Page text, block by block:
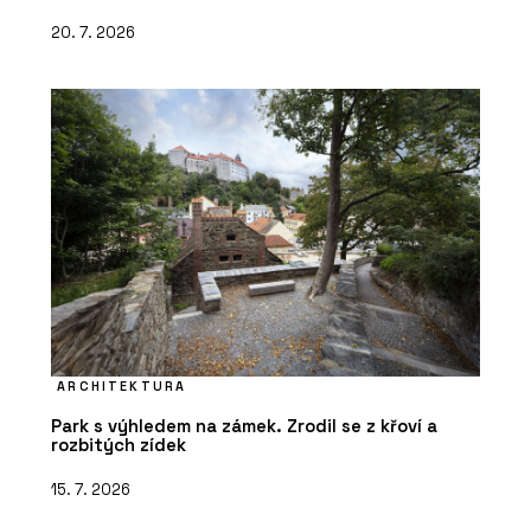
20. 7. 2026
ARCHITEKTURA
Park s výhledem na zámek. Zrodil se z křoví a
rozbitých zídek
15. 7. 2026